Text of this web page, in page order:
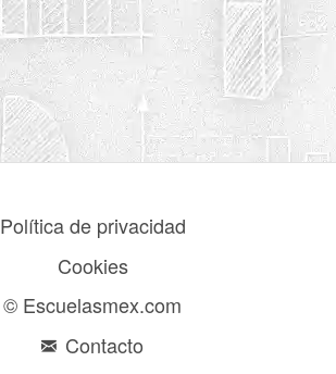
Política de privacidad
Cookies
© Escuelasmex.com
Contacto